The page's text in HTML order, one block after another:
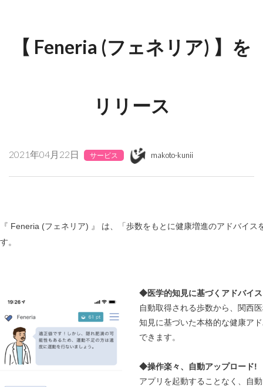
【 Feneria (フェネリア) 】を
リリース
2021年04月22日 サービス makoto-kunii
『 Feneria (フェネリア) 』 は、「歩数をもとに健康増進のアドバイ
す。
◆医学的知見に基づくアドバイス
自動取得される歩数から、関西
知見に基づいた本格的な健康ア
できます。
◆操作楽々、自動アップロード!
アプリを起動することなく、自